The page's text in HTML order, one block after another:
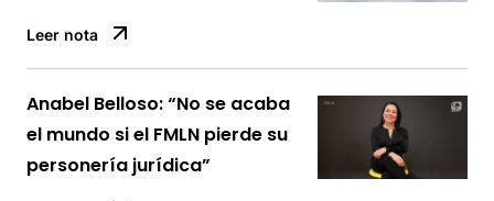
Leer nota
Anabel Belloso: “No se acaba
el mundo si el FMLN pierde su
personería jurídica”